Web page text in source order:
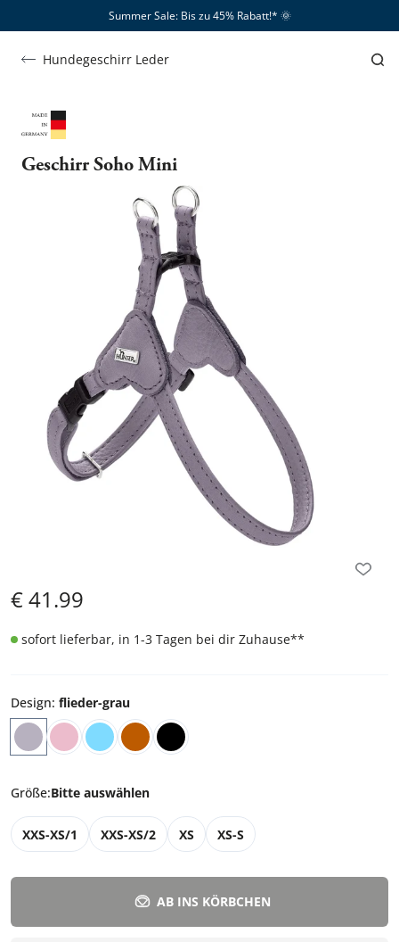
Summer Sale: Bis zu 45% Rabatt!*​ 🌞
Hundegeschirr Leder
Geschirr Soho Mini
€41.99
sofort lieferbar, in 1-3 Tagen bei dir Zuhause**
Design: flieder-grau
Größe:Bitte auswählen
XXS-XS/1 XXS-XS/2 XS XS-S
AB INS KÖRBCHEN